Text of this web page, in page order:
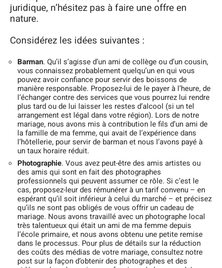
juridique, n’hésitez pas à faire une offre en
nature.
Considérez les idées suivantes :
Barman. Qu’il s’agisse d’un ami de collège ou d’un cousin,
vous connaissez probablement quelqu’un en qui vous
pouvez avoir confiance pour servir des boissons de
manière responsable. Proposez-lui de le payer à l’heure, de
l’échanger contre des services que vous pourrez lui rendre
plus tard ou de lui laisser les restes d’alcool (si un tel
arrangement est légal dans votre région). Lors de notre
mariage, nous avons mis à contribution le fils d’un ami de
la famille de ma femme, qui avait de l’expérience dans
l’hôtellerie, pour servir de barman et nous l’avons payé à
un taux horaire réduit.
Photographie. Vous avez peut-être des amis artistes ou
des amis qui sont en fait des photographes
professionnels qui peuvent assumer ce rôle. Si c’est le
cas, proposez-leur des rémunérer à un tarif convenu – en
espérant qu’il soit inférieur à celui du marché – et précisez
qu’ils ne sont pas obligés de vous offrir un cadeau de
mariage. Nous avons travaillé avec un photographe local
très talentueux qui était un ami de ma femme depuis
l’école primaire, et nous avons obtenu une petite remise
dans le processus. Pour plus de détails sur la réduction
des coûts des médias de votre mariage, consultez notre
post sur la façon d’obtenir des photographes et des